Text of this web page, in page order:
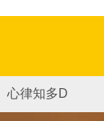
心律知多D